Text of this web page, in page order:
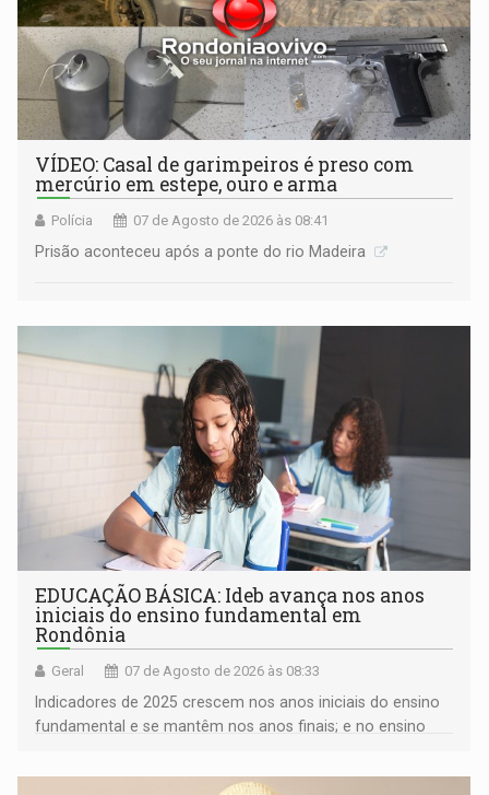
VÍDEO: Casal de garimpeiros é preso com
mercúrio em estepe, ouro e arma
Polícia 07 de Agosto de 2026 às 08:41
Prisão aconteceu após a ponte do rio Madeira
EDUCAÇÃO BÁSICA: Ideb avança nos anos
iniciais do ensino fundamental em
Rondônia
Geral 07 de Agosto de 2026 às 08:33
Indicadores de 2025 crescem nos anos iniciais do ensino
fundamental e se mantêm nos anos finais; e no ensino